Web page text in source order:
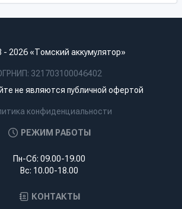
2026 «Томский аккумулятор»
321703100046402
не являются публичной офертой
конфиденциальности
РЕЖИМ РАБОТЫ
Пн-Сб: 09.00-19.00
Вс: 10.00-18.00
КОНТАКТЫ